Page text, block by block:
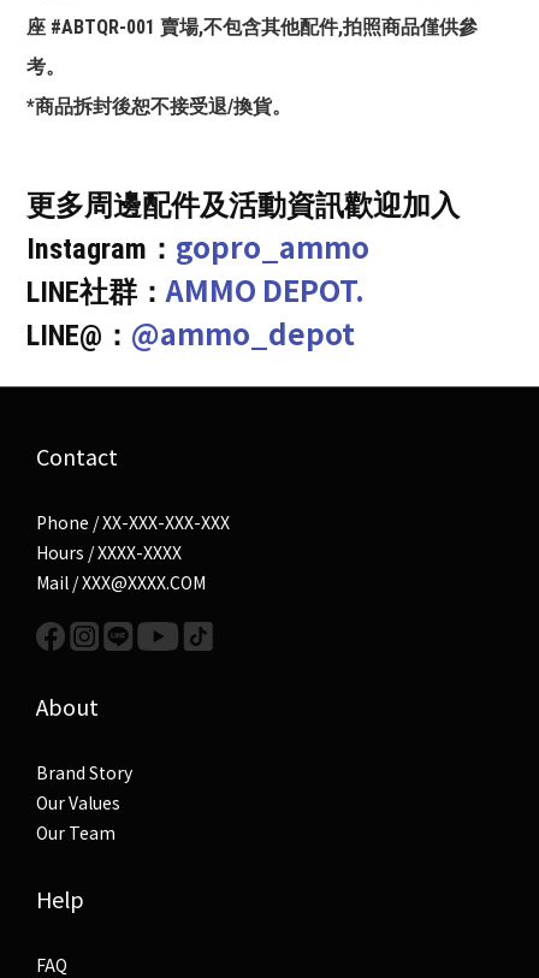
座 #ABTQR-001 賣場,不包含其他配件,拍照商品僅供參
考。
*商品拆封後恕不接受退/換貨。
更多周邊配件及活動資訊歡迎加入
Instagram： gopro_ammo
LINE社群：AMMO DEPOT.
LINE@： @ammo_depot
Contact
Phone / XX-XXX-XXX-XXX
Hours / XXXX-XXXX
Mail / XXX@XXXX.COM
About
Brand Story
Our Values
Our Team
Help
FAQ